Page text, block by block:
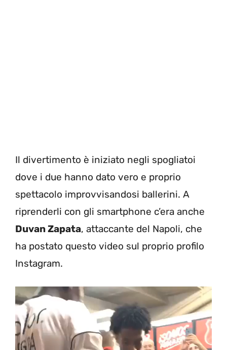
Il divertimento è iniziato negli spogliatoi
dove i due hanno dato vero e proprio
spettacolo improvvisandosi ballerini. A
riprenderli con gli smartphone c’era anche
Duvan Zapata, attaccante del Napoli, che
ha postato questo video sul proprio profilo
Instagram.
Video
Player